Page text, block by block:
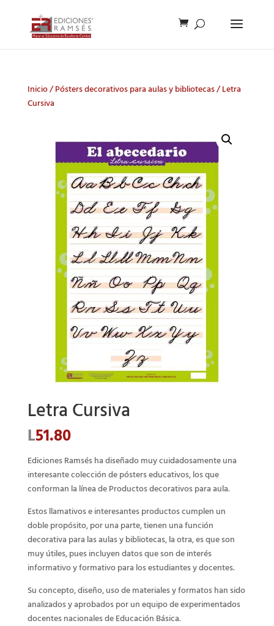
Inicio/Pósters decorativos para aulas y bibliotecas/ Letra
Cursiva
Letra Cursiva
L51.80
Ediciones Ramsés ha diseñado muy cuidadosamente una
interesante colección de pósters educativos, los que
conforman la línea de Productos decorativos para aula.
Estos llamativos e interesantes productos cumplen un
doble propósito, por una parte, tienen una función
decorativa para las aulas y bibliotecas, la otra, es que son
muy útiles, pues incluyen datos que son de interés
informativo y formativo para los estudiantes y docentes.
Su concepto, diseño, uso de materiales y formatos han sido
analizados y aprobados por un equipo de experimentados
docentes nacionales de Educación Básica.